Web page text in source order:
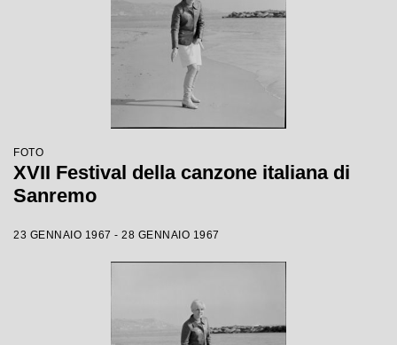
FOTO
XVII Festival della canzone italiana di
Sanremo
23 GENNAIO 1967 - 28 GENNAIO 1967